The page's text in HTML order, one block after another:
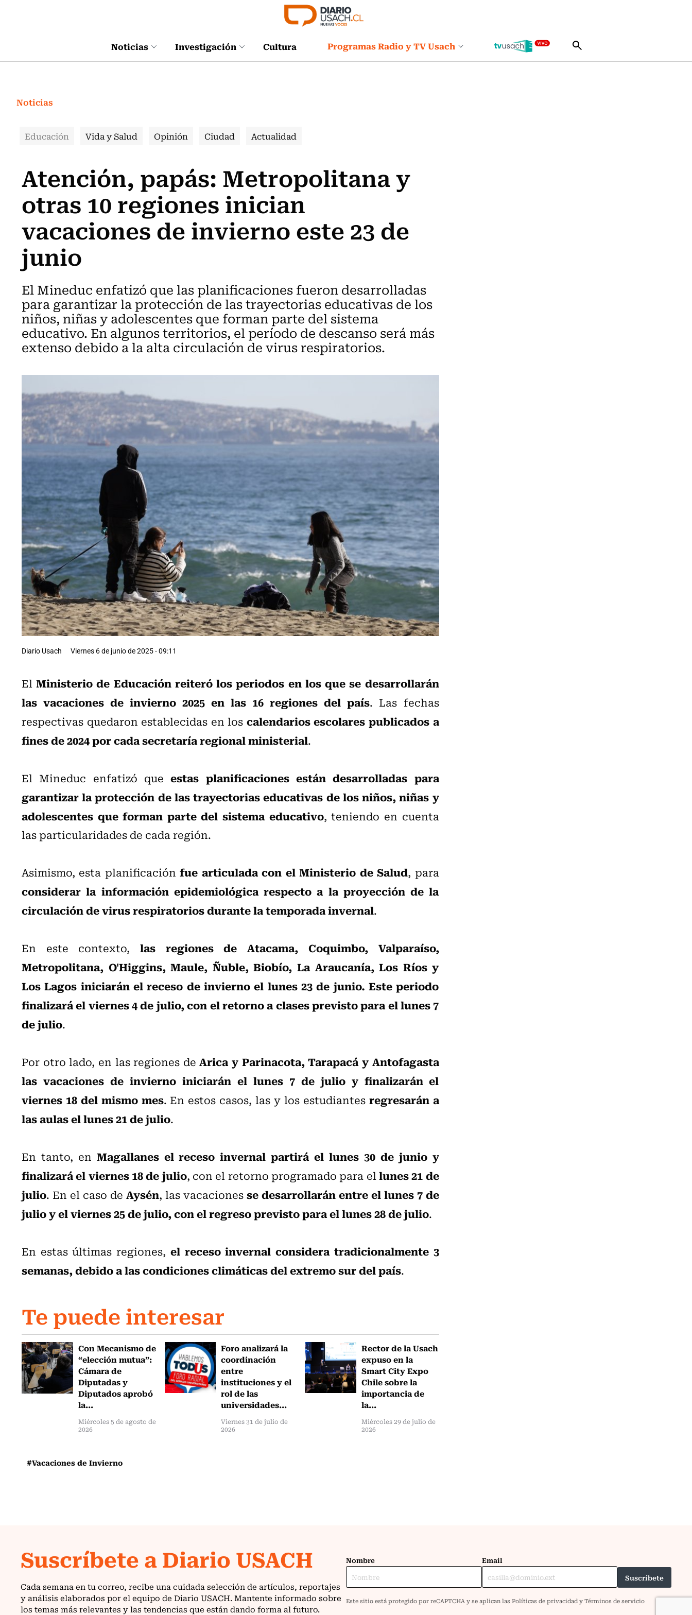
Noticias Investigación Cultura Programas Radio y TV Usach
Noticias
Educación Vida y Salud Opinión Ciudad Actualidad
Atención, papás: Metropolitana y
otras 10 regiones inician
vacaciones de invierno este 23 de
junio
El Mineduc enfatizó que las planificaciones fueron desarrolladas
para garantizar la protección de las trayectorias educativas de los
niños, niñas y adolescentes que forman parte del sistema
educativo. En algunos territorios, el período de descanso será más
extenso debido a la alta circulación de virus respiratorios.
Diario Usach Viernes 6 de junio de 2025 - 09:11
ElMinisterio de Educación reiteró los periodos en los que se desarrollarán
las vacaciones de invierno 2025 en las 16 regiones del país. Las fechas
respectivas quedaron establecidas en los calendarios escolares publicados a
fines de 2024 por cada secretaría regional ministerial.
El Mineduc enfatizó queestas planificaciones están desarrolladas para
garantizar la protección de las trayectorias educativas de los niños, niñas y
adolescentes que forman parte del sistema educativo, teniendo en cuenta
las particularidades de cada región.
Asimismo, esta planificaciónfue articulada con el Ministerio de Salud, para
considerar la información epidemiológica respecto a la proyección de la
circulación de virus respiratorios durante la temporada invernal.
En este contexto,las regiones de Atacama, Coquimbo, Valparaíso,
Metropolitana, O'Higgins, Maule, Ñuble, Biobío, La Araucanía, Los Ríos y
Los Lagos iniciarán el receso de invierno el lunes 23 de junio. Este periodo
finalizará el viernes 4 de julio, con el retorno a clases previsto para el lunes 7
de julio.
Por otro lado, en las regiones deArica y Parinacota, Tarapacá y Antofagasta
las vacaciones de invierno iniciarán el lunes 7 de julio y finalizarán el
viernes 18 del mismo mes. En estos casos, las y los estudiantes regresarán a
las aulas el lunes 21 de julio.
En tanto, en Magallanes el receso invernal partirá el lunes 30 de junio y
finalizará el viernes 18 de julio, con el retorno programado para ellunes 21 de
julio. En el caso de Aysén, las vacacionesse desarrollarán entre el lunes 7 de
julio y el viernes 25 de julio, con el regreso previsto para el lunes 28 de julio.
En estas últimas regiones, el receso invernal considera tradicionalmente 3
semanas, debido a las condiciones climáticas del extremo sur del país.
Te puede interesar
Con Mecanismo de
“elección mutua”:
Cámara de
Diputadas y
Diputados aprobó
la...
Miércoles 5 de agosto de
2026
Foro analizará la
coordinación
entre
instituciones y el
rol de las
universidades...
Viernes 31 de julio de
2026
Rector de la Usach
expuso en la
Smart City Expo
Chile sobre la
importancia de
la...
Miércoles 29 de julio de
2026
#Vacaciones de Invierno